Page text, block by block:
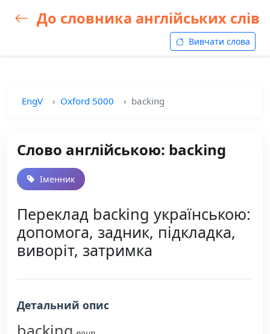
До словника англійських слів
Вивчати слова
EngV Oxford 5000 backing
Слово англійською: backing
Іменник
Переклад backing українською:
допомога, задник, підкладка,
виворіт, затримка
Детальний опис